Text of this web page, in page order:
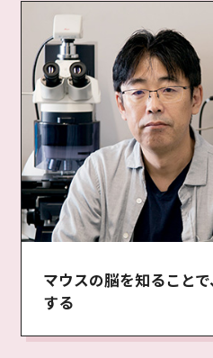
マウスの脳を知ること
する